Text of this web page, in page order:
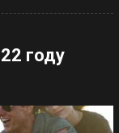
году